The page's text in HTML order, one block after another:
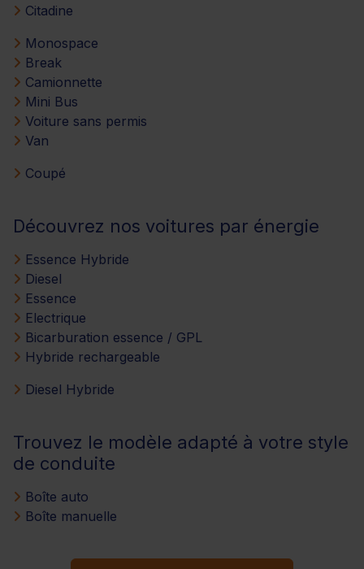
Citadine
Monospace
Break
Camionnette
Mini Bus
Voiture sans permis
Van
Coupé
Découvrez nos voitures par énergie
Essence Hybride
Diesel
Essence
Electrique
Bicarburation essence / GPL
Hybride rechargeable
Diesel Hybride
Trouvez le modèle adapté à votre style
de conduite
Boîte auto
Boîte manuelle